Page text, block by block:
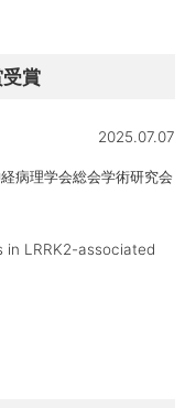
賞
2025.07.07
病理学会総会学術研究会
in LRRK2-associated